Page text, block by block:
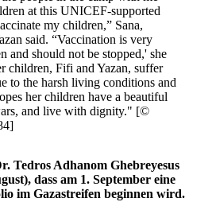
at this UNICEF-supported
my children,” Sana,
said. “Vaccination is very
and should not be stopped,' she
children, Fifi and Yazan, suffer
to the harsh living conditions and
her children have a beautiful
and live with dignity." [©
Tedros Adhanom Ghebreyesus
dass am 1. September eine
im Gazastreifen beginnen wird.